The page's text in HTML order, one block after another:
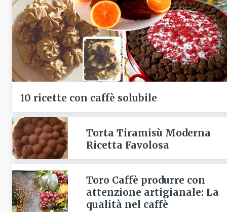
10 ricette con caffè solubile
Torta Tiramisù Moderna
Ricetta Favolosa
Toro Caffè produrre con
attenzione artigianale: La
qualità nel caffè